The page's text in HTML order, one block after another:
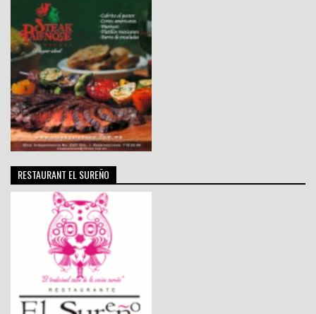
RESTAURANT EL SUREÑO